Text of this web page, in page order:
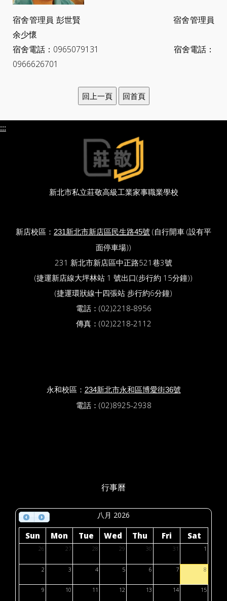
宿舍管理員 彭世賢 宿舍管理員
余少懷
宿舍電話：0965079131 宿舍電話：
0966626701
:::
新北市私立莊敬高級工業家事職業學校
新店校區： 231新北市新店區民生路45號 (自行開車 (設有平
面停車場))
231 新北市新店區中正路521巷3號
(捷運新店線大坪林站 1 號出口(步行約 15分鐘))
(捷運環狀線十四張站 步行約6分鐘)
電話：(02)2218-8956
傳真：(02)2218-2112
永和校區： 234新北市永和區博愛街36號
電話：(02)8925-2938
行事曆
八月 2026
Sun Mon Tue Wed Thu Fri Sat
26 27 28 29 30 31 1
2 3 4 5 6 7 8
9 10 11 12 13 14 15